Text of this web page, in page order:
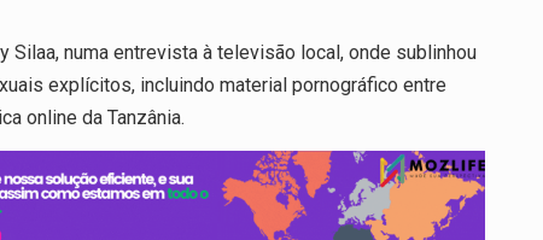
numa entrevista à televisão local, onde sublinhou
explícitos, incluindo material pornográfico entre
online da Tanzânia.